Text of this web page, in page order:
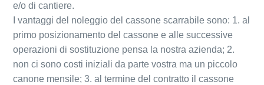
e/o di cantiere.
I vantaggi del noleggio del cassone scarrabile sono: 1. al
primo posizionamento del cassone e alle successive
operazioni di sostituzione pensa la nostra azienda; 2.
non ci sono costi iniziali da parte vostra ma un piccolo
canone mensile; 3. al termine del contratto il cassone